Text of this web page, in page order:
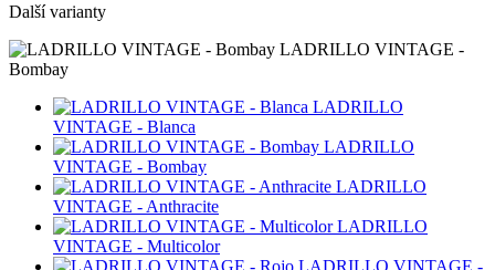
Další varianty
LADRILLO VINTAGE -
Bombay
LADRILLO
VINTAGE - Blanca
LADRILLO
VINTAGE - Bombay
LADRILLO
VINTAGE - Anthracite
LADRILLO
VINTAGE - Multicolor